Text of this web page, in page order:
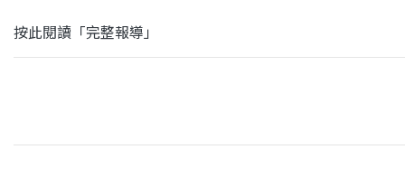
按此閱讀「完整報導」